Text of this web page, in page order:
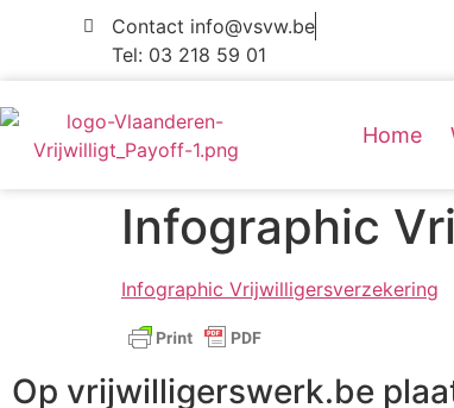
Contact info@vsvw.be
Tel: 03 218 59 01
Home
Infographic
Infographic Vrijwilligersverzekering
Op vrijwilligerswerk.be